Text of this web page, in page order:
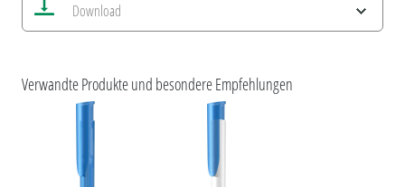
Aktuelles Bild speichern
Information Druckposition
Download
Verwandte Produkte und besondere Empfehlungen